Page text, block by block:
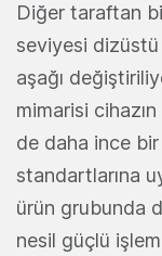
Diğer taraftan
seviyesi
aşağı
mimarisi
de daha ince
standartlarına
ürün grubunda
nesil güçlü